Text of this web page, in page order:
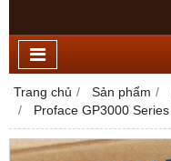
Trang chủ Sản phẩm
Proface GP3000 Series